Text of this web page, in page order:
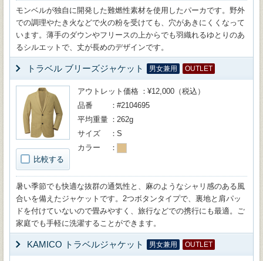
モンベルが独自に開発した難燃性素材を使用したパーカです。野外
での調理やたき火などで火の粉を受けても、穴があきにくくなって
います。薄手のダウンやフリースの上からでも羽織れるゆとりのあ
るシルエットで、丈が長めのデザインです。
トラベル ブリーズジャケット 男女兼用 OUTLET
比較する
アウトレット価格
¥12,000（税込）
品番
#2104695
平均重量
262g
サイズ
S
カラー
暑い季節でも快適な抜群の通気性と、麻のようなシャリ感のある風
合いを備えたジャケットです。2つボタンタイプで、裏地と肩パッ
ドを付けていないので畳みやすく、旅行などでの携行にも最適。ご
家庭でも手軽に洗濯することができます。
KAMICO トラベルジャケット 男女兼用 OUTLET